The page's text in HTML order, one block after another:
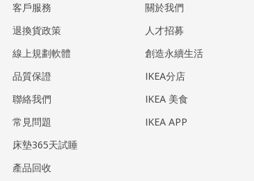
客戶服務
退換貨政策
線上規劃軟體
品質保證
聯絡我們
常見問題
床墊365天試睡
產品回收
關於我們
人才招募
創造永續生活
IKEA分店
IKEA 美食
IKEA APP